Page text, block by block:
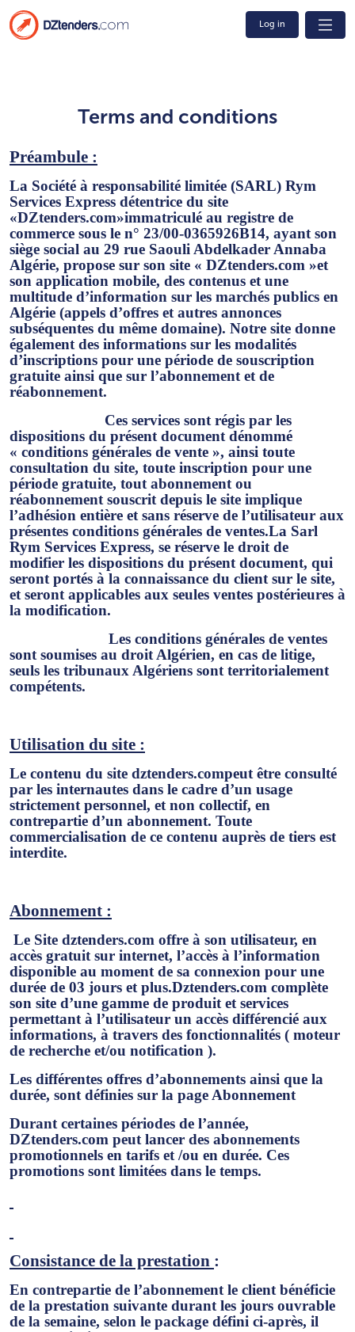
Log in
Terms and conditions
Préambule :
La Société à responsabilité limitée (SARL) Rym
Services Express détentrice du site
«DZtenders.com»immatriculé au registre de
commerce sous le n° 23/00-0365926B14, ayant son
siège social au 29 rue Saouli Abdelkader Annaba
Algérie, propose sur son site « DZtenders.com »et
son application mobile, des contenus et une
multitude d’information sur les marchés publics en
Algérie (appels d’offres et autres annonces
subséquentes du même domaine). Notre site donne
également des informations sur les modalités
d’inscriptions pour une période de souscription
gratuite ainsi que sur l’abonnement et de
réabonnement.
Ces services sont régis par les
dispositions du présent document dénommé
« conditions générales de vente », ainsi toute
consultation du site, toute inscription pour une
période gratuite, tout abonnement ou
réabonnement souscrit depuis le site implique
l’adhésion entière et sans réserve de l’utilisateur aux
présentes conditions générales de ventes.La Sarl
Rym Services Express, se réserve le droit de
modifier les dispositions du présent document, qui
seront portés à la connaissance du client sur le site,
et seront applicables aux seules ventes postérieures à
la modification.
Les conditions générales de ventes
sont soumises au droit Algérien, en cas de litige,
seuls les tribunaux Algériens sont territorialement
compétents.
Utilisation du site :
Le contenu du site dztenders.compeut être consulté
par les internautes dans le cadre d’un usage
strictement personnel, et non collectif, en
contrepartie d’un abonnement. Toute
commercialisation de ce contenu auprès de tiers est
interdite.
Abonnement :
Le Site dztenders.com offre à son utilisateur, en
accès gratuit sur internet, l’accès à l’information
disponible au moment de sa connexion pour une
durée de 03 jours et plus.Dztenders.com complète
son site d’une gamme de produit et services
permettant à l’utilisateur un accès différencié aux
informations, à travers des fonctionnalités ( moteur
de recherche et/ou notification ).
Les différentes offres d’abonnements ainsi que la
durée, sont définies sur la page Abonnement
Durant certaines périodes de l’année,
DZtenders.com peut lancer des abonnements
promotionnels en tarifs et /ou en durée. Ces
promotions sont limitées dans le temps.
Consistance de la prestation :
En contrepartie de l’abonnement le client bénéficie
de la prestation suivante durant les jours ouvrable
de la semaine, selon le package défini ci-après, il